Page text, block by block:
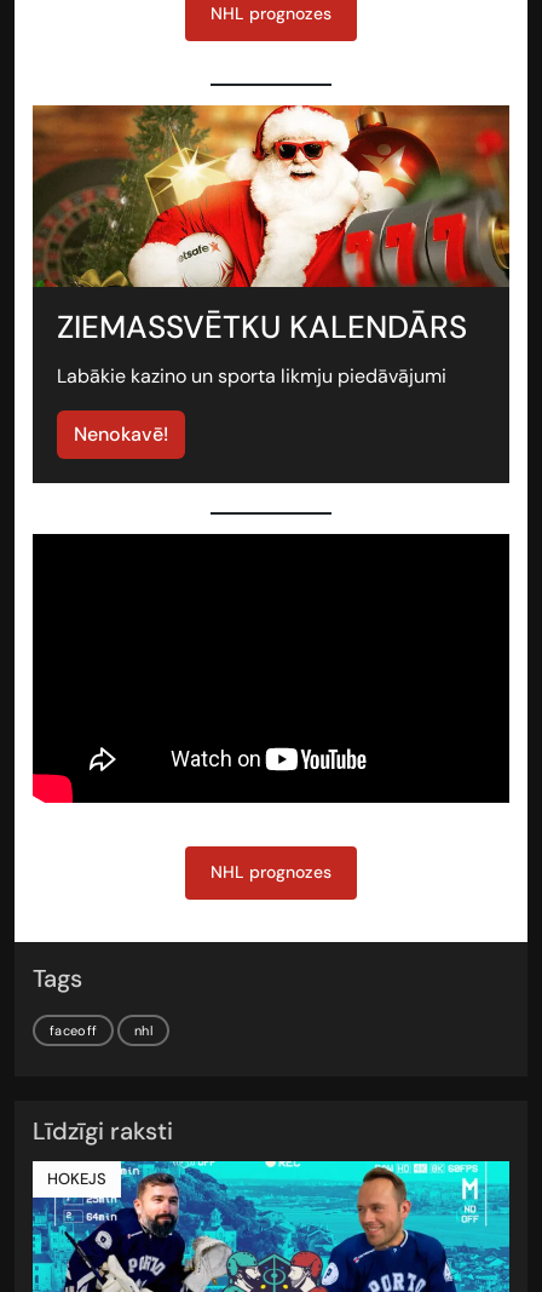
NHL prognozes
ZIEMASSVĒTKU KALENDĀRS
Labākie kazino un sporta likmju piedāvājumi
Nenokavē!
NHL prognozes
Tags
faceoff nhl
Līdzīgi raksti
HOKEJS